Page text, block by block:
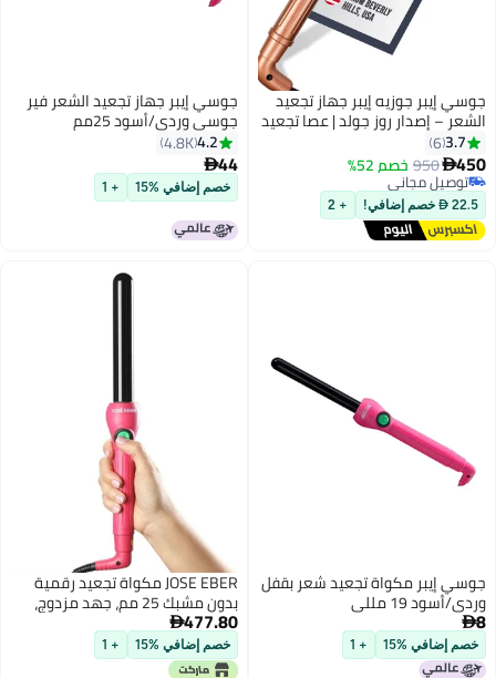
إيبر جوزيه إيبر جهاز تجعيد
– إصدار روز جولد | عصا تجعيد
لتموجات محددة تدوم طويلاً –3.7
6

950 خصم 52%
توصيل مجاني
توصيل مجاني + 2
جوسي إيبر جهاز تجعيد الشعر فير
جوسي وردي/أسود 25مم
4.2
4.8K

خصم إضافي %15 + 1
إيبر مكواة تجعيد شعر بقفل
أسود 19 مللي
إضافي %15 + 1
JOSE EBER مكواة تجعيد رقمية
بدون مشبك 25 مم، جهد مزدوج،
وردي (تناظري)
477.80
خصم إضافي %15 + 1